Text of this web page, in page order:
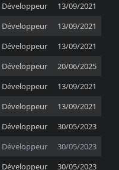
Développeur
13/09/2021
Développeur
13/09/2021
Développeur
13/09/2021
Développeur
20/06/2025
Développeur
13/09/2021
Développeur
13/09/2021
Développeur
30/05/2023
Développeur
30/05/2023
Développeur 30/05/2023